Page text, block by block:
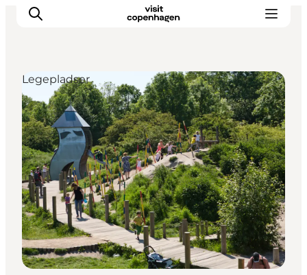
Aktiviteter
Mat och dryck
Planera din resa
Legepladser